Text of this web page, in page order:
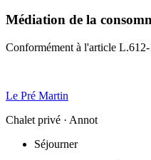
Médiation de la
Conformément à l'article
Le Pré Martin
Chalet privé · Annot
Séjourner